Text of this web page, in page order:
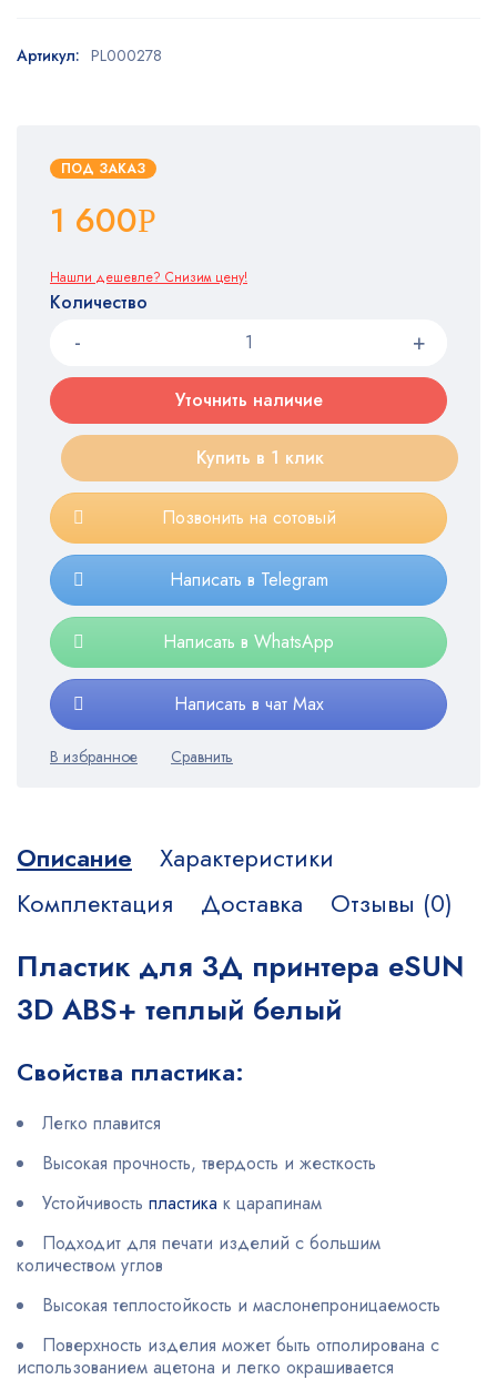
ПОД ЗАКАЗ
1 600Р
Нашли дешевле? Снизим цену!
Количество
Уточнить наличие
Купить в 1 клик
Позвонить на сотовый
Написать в Telegram
Написать в WhatsApp
Написать в чат Max
Артикул: PL000278
Описание
Характеристики
Комплектация
Доставка Отзывы (0)
Пластик для 3Д принтера eSUN
3D ABS+ теплый белый
Свойства пластика:
Легко плавится
Высокая прочность, твердость и жесткость
Устойчивость пластика к царапинам
Подходит для печати изделий с большим
количеством углов
Высокая теплостойкость и маслонепроницаемость
Поверхность изделия может быть отполирована с
использованием ацетона и легко окрашивается